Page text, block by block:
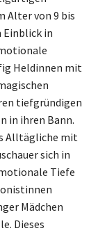
Alter von 9 bis
Einblick in
Heldinnen mit
tiefgründigen
in ihren Bann.
Alltägliche mit
sich in
Tiefe
Mädchen
Dieses